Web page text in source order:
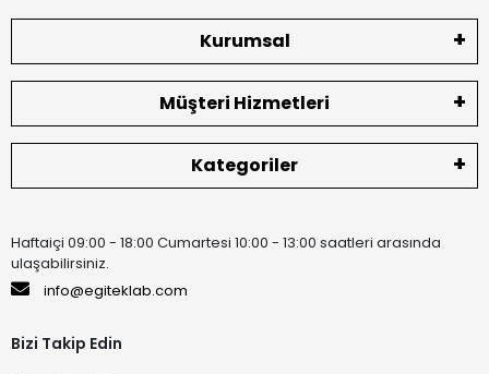
Kurumsal
Müşteri Hizmetleri
Kategoriler
Haftaiçi 09:00 - 18:00 Cumartesi 10:00 - 13:00 saatleri arasında
ulaşabilirsiniz.
info@egiteklab.com
Bizi Takip Edin